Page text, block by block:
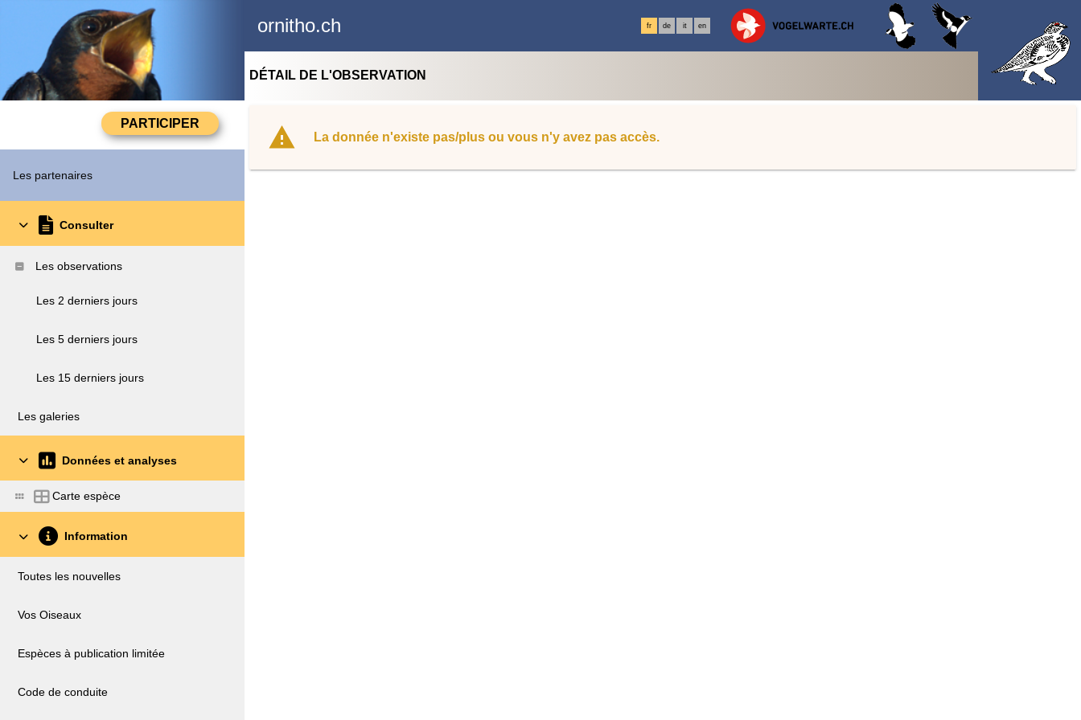
ornitho.ch fr de it en
Les partenaires
Consulter
Les observations
Les 2 derniers jours
Les 5 derniers jours
Les 15 derniers jours
Les galeries
Données et analyses
Carte espèce
Information
Toutes les nouvelles
Vos Oiseaux
Espèces à publication limitée
Code de conduite
DÉTAIL DE L'OBSERVATION
La donnée n'existe pas/plus ou vous n'y avez pas accès.